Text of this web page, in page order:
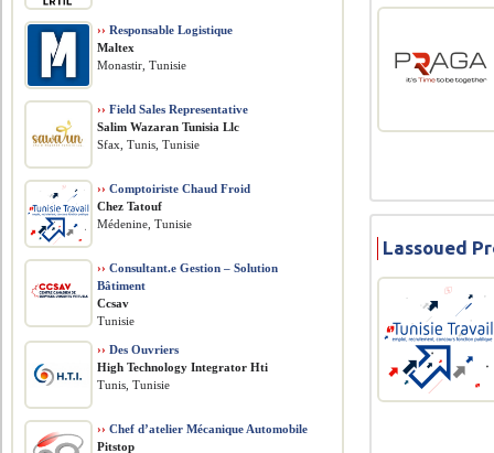
Lassoued
›› Responsable Logistique
Maltex
Monastir, Tunisie
›› Field Sales Representative
Salim Wazaran Tunisia Llc
Sfax, Tunis, Tunisie
›› Comptoiriste Chaud Froid
Chez Tatouf
Médenine, Tunisie
›› Consultant.e Gestion – Solution
Bâtiment
Ccsav
Tunisie
›› Des Ouvriers
High Technology Integrator Hti
Tunis, Tunisie
›› Chef d’atelier Mécanique Automobile
Pitstop